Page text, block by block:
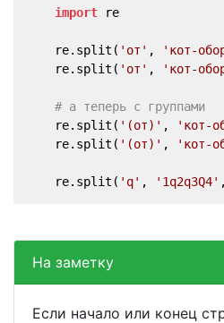
import re
    re.split(
'от' , 'кот-
    re.split(
'от' , 'кот-
# а теперь с группами
    re.split(
'(от)' , 'кот-
    re.split(
'(от)' , 'кот-
    re.split(
'q' , '1q2q3Q4'
На заметку
Если начало или конец